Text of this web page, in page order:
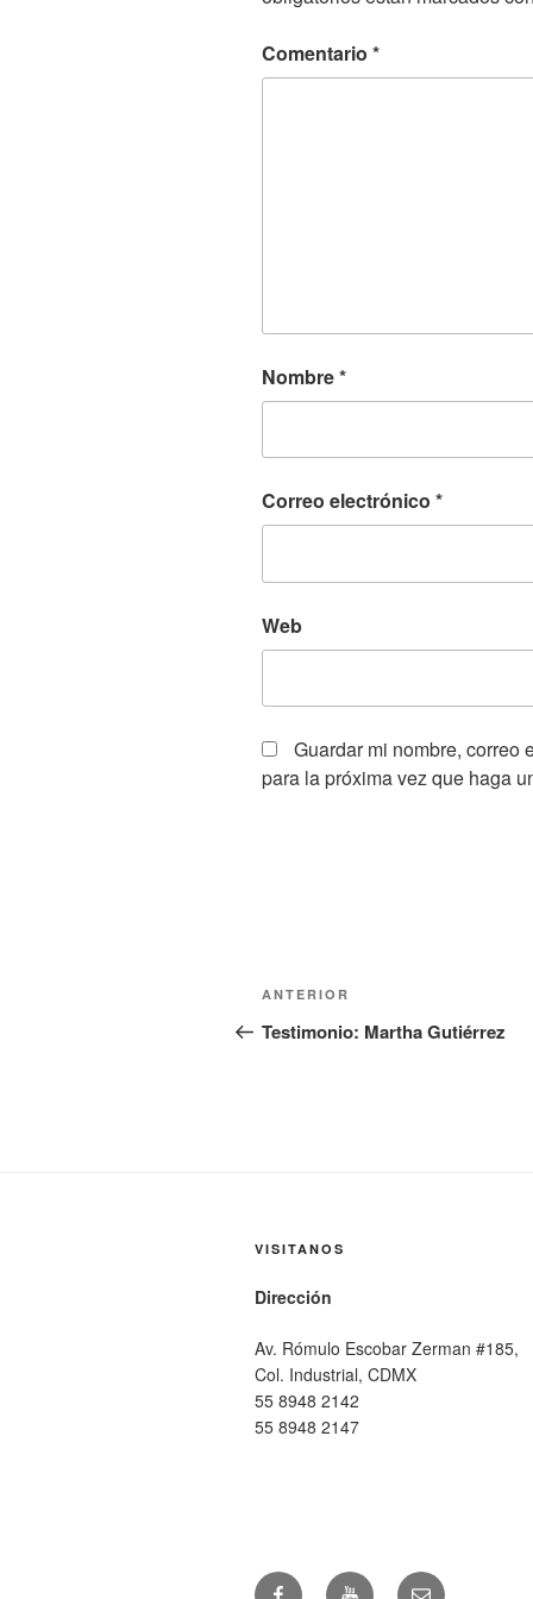
Comentario *
Nombre*
Correo electrónico *
Web
Guardar mi nombre, correo
para la próxima vez que haga
Navegación
de
Entrada
anterior:
ANTERIOR
Testimonio: Martha Gutiérrez
VISITANOS
Dirección
Av. Rómulo Escobar Zerman #185,
Col. Industrial, CDMX
55 8948 2142
55 8948 2147
FacebookYouTubeEmail